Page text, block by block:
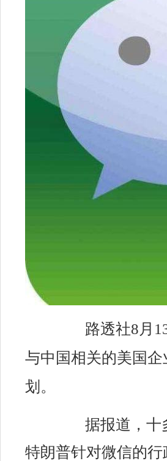
路透社8月
与中国相关的美国
划。
据报道，十
特朗普针对微信的